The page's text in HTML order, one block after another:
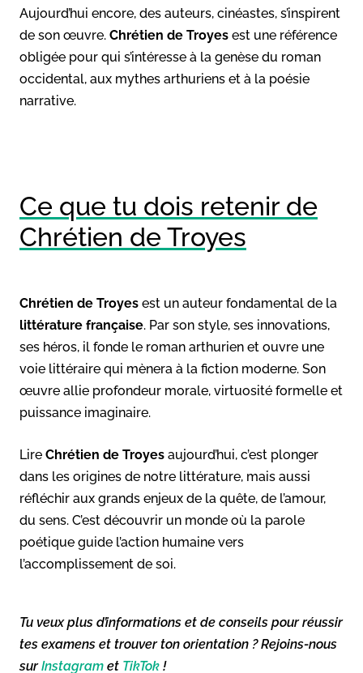
Aujourd’hui encore, des auteurs, cinéastes, s’inspirent
de son œuvre. Chrétien de Troyes est une référence
obligée pour qui s’intéresse à la genèse du roman
occidental, aux mythes arthuriens et à la poésie
narrative.
Ce que tu dois retenir de
Chrétien de Troyes
Chrétien de Troyes est un auteur fondamental de la
littérature française. Par son style, ses innovations,
ses héros, il fonde le roman arthurien et ouvre une
voie littéraire qui mènera à la fiction moderne. Son
œuvre allie profondeur morale, virtuosité formelle et
puissance imaginaire.
Lire Chrétien de Troyes aujourd’hui, c’est plonger
dans les origines de notre littérature, mais aussi
réfléchir aux grands enjeux de la quête, de l’amour,
du sens. C’est découvrir un monde où la parole
poétique guide l’action humaine vers
l’accomplissement de soi.
Tu veux plus d’informations et de conseils pour réussir
tes examens et trouver ton orientation ? Rejoins-nous
surInstagram et TikTok !